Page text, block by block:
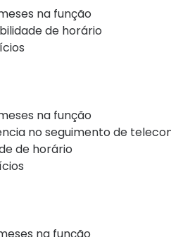
na função
de horário
na função
no seguimento de
de horário
na função